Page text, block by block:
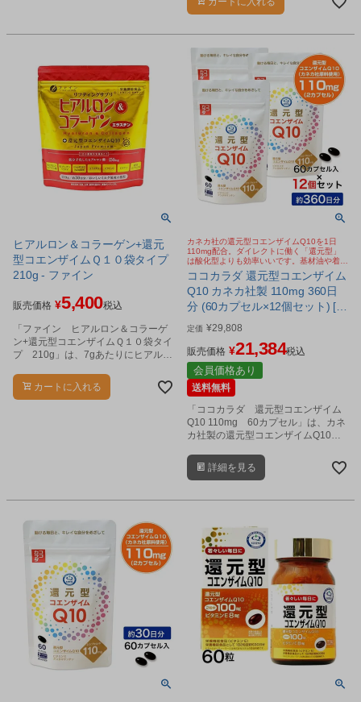
ヒアルロン＆コラーゲン+還元
型コエンザイムＱ１０袋タイプ
210g - ファイン
販売価格 ¥5,400税込
「ファイン ヒアルロン＆コラーゲ
ン+還元型コエンザイムＱ１０袋タイ
プ 210g」は、7gあたりにヒアルロ
（ビタミンC、ビオチン)です。
カートに入れる
カネカ社の還元型コエンザイムQ10を1日
110mg配合。ダイレクトに働く「還元型」
は酸化型よりも効率いいです。基材油や着色
カプセルにもこだわり。
ココカラダ 還元型コエンザイム
Q10 カネカ社製 110mg 360日
分 (60カプセル×12個セット) [高
含有/還元型COQ10]
定価 ¥29,808
販売価格 ¥21,384税込
会員価格あり
送料無料
「ココカラダ 還元型コエンザイム
Q10 110mg 60カプセル」は、カネ
カ社製の還元型コエンザイムQ10
た、高含有サプリメントです。
詳細を見る